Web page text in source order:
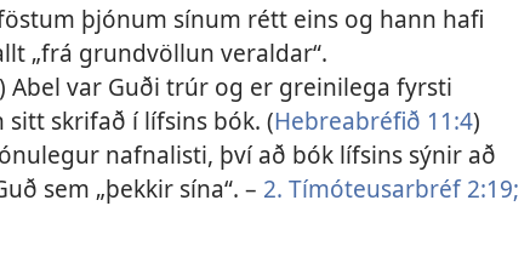
þjónum sínum rétt eins og hann hafi
„frá grundvöllun veraldar“.
) Abel var Guði trúr og er greinilega fyrsti
skrifað í lífsins bók. (Hebreabréfið 11:4)
nafnalisti, því að bók lífsins sýnir að
sem „þekkir sína“. – 2. Tímóteusarbréf 2:19;